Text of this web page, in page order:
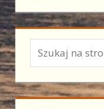
wpisu